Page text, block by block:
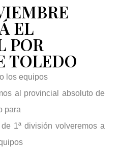
EL
POR
TOLEDO
los equipos
al provincial absoluto de
para
1ª división volveremos a